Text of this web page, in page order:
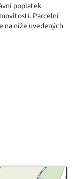
poplatek
Parcelní
na níže uvedených